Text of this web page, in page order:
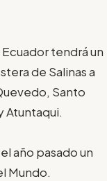
tendrá un
de Salinas a
Santo
Atuntaqui.
año pasado un
Mundo.